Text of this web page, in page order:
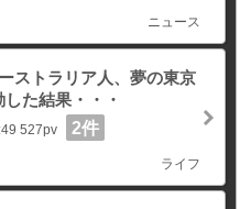
ニュース
ストラリア人、夢の東京
た結果・・・
527pv 2件
ライフ